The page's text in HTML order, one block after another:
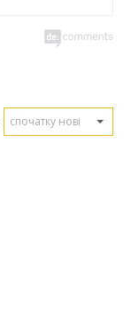
спочатку нові